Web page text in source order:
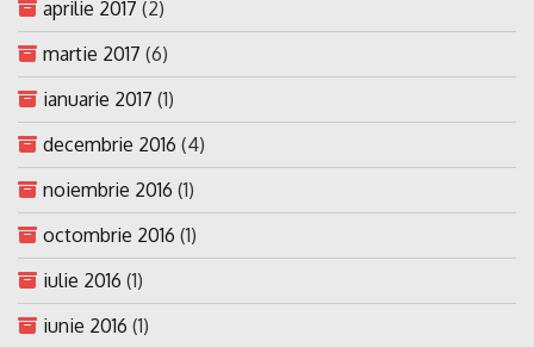
aprilie 2017 (2)
martie 2017 (6)
ianuarie 2017 (1)
decembrie 2016 (4)
noiembrie 2016 (1)
octombrie 2016 (1)
iulie 2016 (1)
iunie 2016 (1)